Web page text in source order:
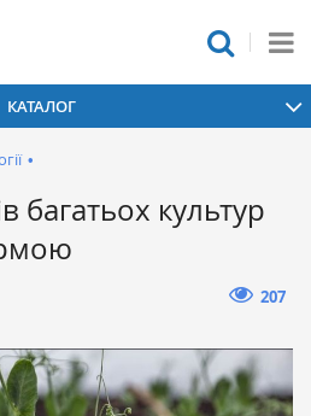
КАТАЛОГ
•
багатьох культур
207